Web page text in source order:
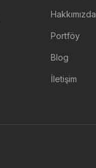
Hakkımızda
Portföy
Blog
İletişim